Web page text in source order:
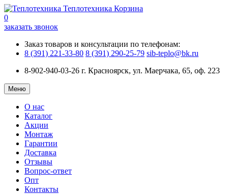
Теплотехника Корзина
0
заказать звонок
Заказ товаров и консультации по телефонам:
8 (391) 221-33-80 8 (391) 290-25-79 sib-teplo@bk.ru
8-902-940-03-26 г. Красноярск, ул. Маерчака, 65, оф. 223
Меню
О нас
Каталог
Акции
Монтаж
Гарантии
Доставка
Отзывы
Вопрос-ответ
Опт
Контакты